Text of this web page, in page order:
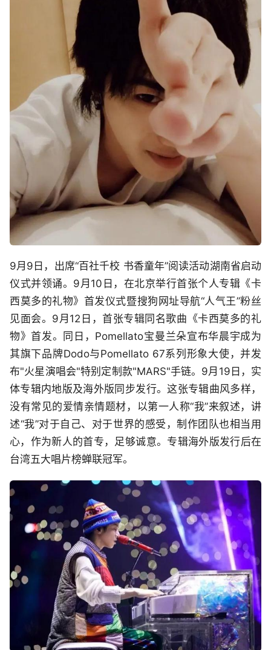
9月9日，出席“百社千校 书香童年”阅读活动湖南省启动
仪式并领诵。9月10日，在北京举行首张个人专辑《卡
西莫多的礼物》首发仪式暨搜狗网址导航“人气王”粉丝
见面会。9月12日，首张专辑同名歌曲《卡西莫多的礼
物》首发。同日，Pomellato宝曼兰朵宣布华晨宇成为
其旗下品牌Dodo与Pomellato 67系列形象大使，并发
布"火星演唱会"特别定制款"MARS"手链。9月19日，实
体专辑内地版及海外版同步发行。这张专辑曲风多样，
没有常见的爱情亲情题材，以第一人称“我”来叙述，讲
述“我”对于自己、对于世界的感受，制作团队也相当用
心，作为新人的首专，足够诚意。专辑海外版发行后在
台湾五大唱片榜蝉联冠军。